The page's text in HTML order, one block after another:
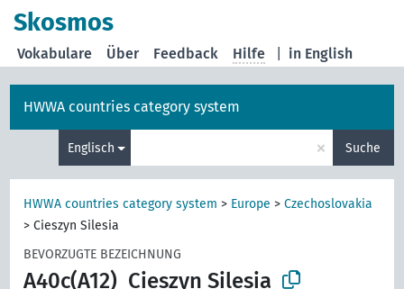
Skosmos
in English
Vokabulare Über Feedback Hilfe
HWWA countries category system
Englisch × Suche
HWWA countries category system > Europe >Czechoslovakia
>Cieszyn Silesia
BEVORZUGTE BEZEICHNUNG
A40c(A12) Cieszyn Silesia